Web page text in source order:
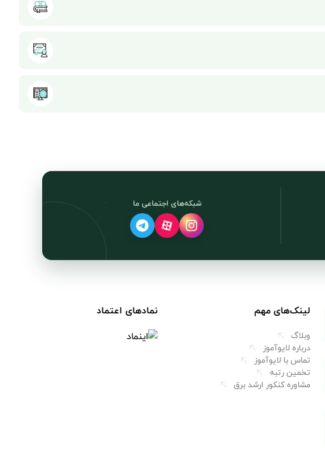
شبکه‌های اجتماعی ما
لینک‌های مهم
وبلاگ
درباره لایوآموز
تماس با لایوآموز
تخمین رتبه
مشاوره کنکور ارشد برق
نمادهای اعتماد